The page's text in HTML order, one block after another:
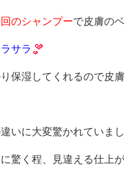
のシャンプーで皮膚の
サラ
保湿してくれるので皮
いに大変驚かれていま
驚く程、見違える仕上